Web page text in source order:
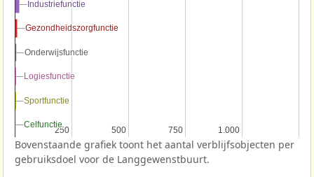
250
250 500
500 750
750 1.000
1.000
Industriefunctie
Industriefunctie
Gezondheidszorgfunctie
Gezondheidszorgfunctie
Onderwijsfunctie
Onderwijsfunctie
Logiesfunctie
Logiesfunctie
Sportfunctie
Sportfunctie
Celfunctie
Celfunctie
Bovenstaande grafiek toont het aantal verblijfsobjecten per
gebruiksdoel voor de Langgewenstbuurt.